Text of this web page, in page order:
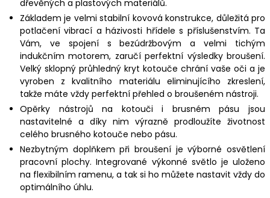
dřevěných a plastových materiálů.
Základem je velmi stabilní kovová konstrukce, důležitá pro
potlačení vibrací a házivosti hřídele s příslušenstvím. Ta
Vám, ve spojení s bezúdržbovým a velmi tichým
indukčním motorem, zaručí perfektní výsledky broušení.
Velký sklopný průhledný kryt kotouče chrání vaše oči a je
vyroben z kvalitního materiálu eliminujícího zkreslení,
takže máte vždy perfektní přehled o broušeném nástroji.
Opěrky nástrojů na kotouči i brusném pásu jsou
nastavitelné a díky nim výrazně prodloužíte životnost
celého brusného kotouče nebo pásu.
Nezbytným doplňkem při broušení je výborné osvětlení
pracovní plochy. Integrované výkonné světlo je uloženo
na flexibilním ramenu, a tak si ho můžete nastavit vždy do
optimálního úhlu.